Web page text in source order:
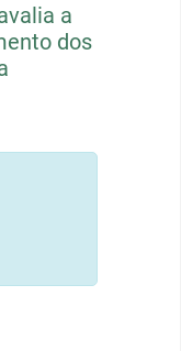
a
dos